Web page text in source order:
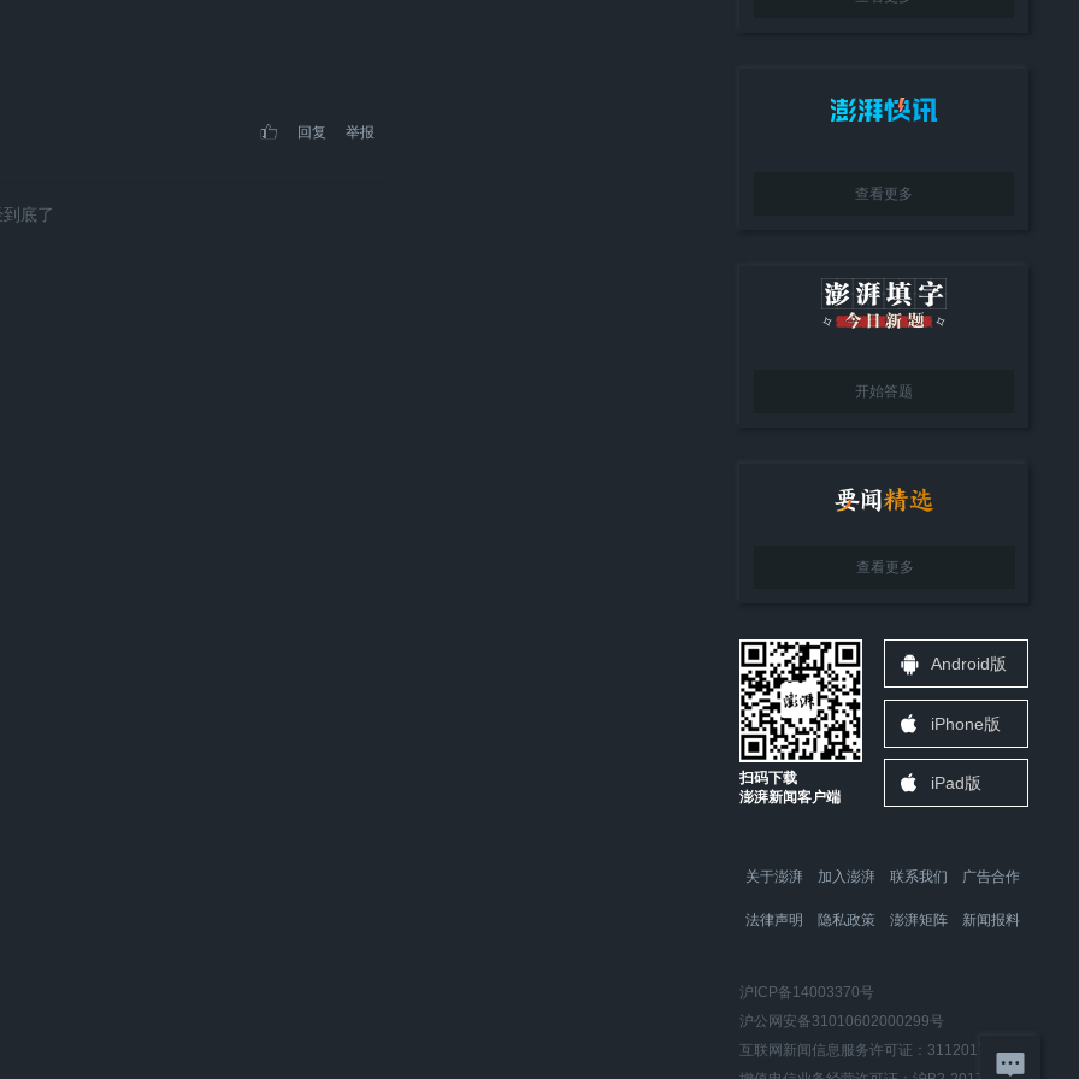
回复 举报
底了
查看更多
开始答题
查看更多
扫码下载
澎湃新闻客户端
Android版
iPhone版
iPad版
关于澎湃 加入澎湃 联系我们 广告合作
法律声明 隐私政策 澎湃矩阵 新闻报料
沪ICP备14003370号
沪公网安备31010602000299号
互联网新闻信息服务许可证：31120170006